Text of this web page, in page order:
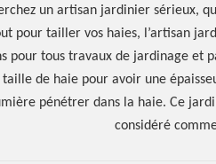
un artisan jardinier sérieux,
pour tailler vos haies, l’artisan
pour tous travaux de jardinage et
taille de haie pour avoir une
pénétrer dans la haie. Ce
considéré